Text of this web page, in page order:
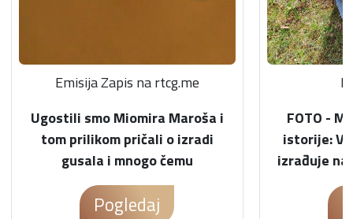
Emisija Zapis na rtcg.me
Ugostili smo Miomira Maroša i
tom prilikom pričali o izradi
gusala i mnogo čemu
Pogledaj
FOTO -
istorije:
izrađuje